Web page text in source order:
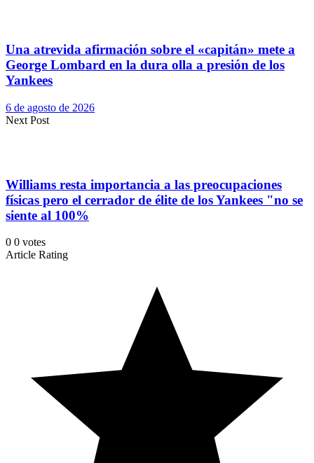
Una atrevida afirmación sobre el «capitán» mete a
George Lombard en la dura olla a presión de los
Yankees
6 de agosto de 2026
Next Post
Williams resta importancia a las preocupaciones
físicas pero el cerrador de élite de los Yankees "no se
siente al 100%
0 0 votes
Article Rating